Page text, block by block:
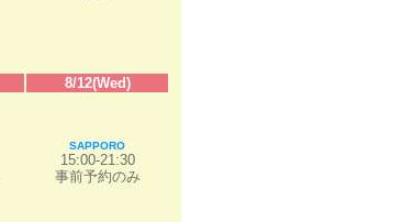
8/12(Wed)
SAPPORO
15:00-21:30
事前予約のみ